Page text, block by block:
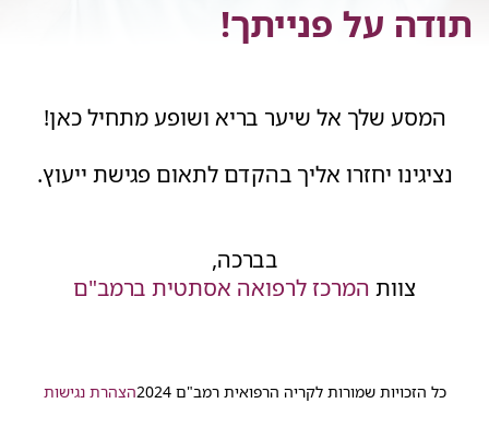
תודה על פנייתך!
המסע שלך אל שיער בריא ושופע מתחיל כאן!
נציגינו יחזרו אליך בהקדם לתאום פגישת ייעוץ.
בברכה,
צוות המרכז לרפואה אסתטית ברמב"ם
כל הזכויות שמורות לקריה הרפואית רמב"ם 2024 הצהרת נגישות